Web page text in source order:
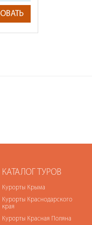
КАТАЛОГ ТУРОВ
Курорты Крыма
Курорты Краснодарского
края
Курорты Красная Поляна